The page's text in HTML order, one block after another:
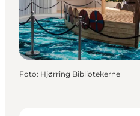
Foto: Hjørring Bibliotekerne